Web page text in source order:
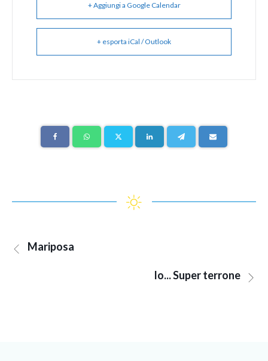
+ Aggiungi a Google Calendar
+ esporta iCal / Outlook
Mariposa
Io... Super terrone